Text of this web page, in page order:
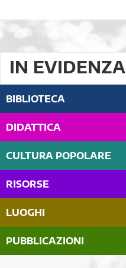
IN EVIDENZA
BIBLIOTECA
DIDATTICA
CULTURA POPOLARE
RISORSE
LUOGHI
PUBBLICAZIONI